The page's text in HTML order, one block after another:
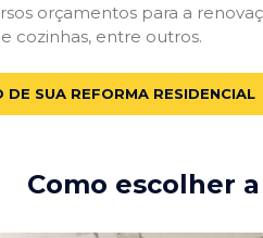
orçamentos para a
cozinhas, entre outros.
DE SUA REFORMA RESIDENCIAL
Como escolher